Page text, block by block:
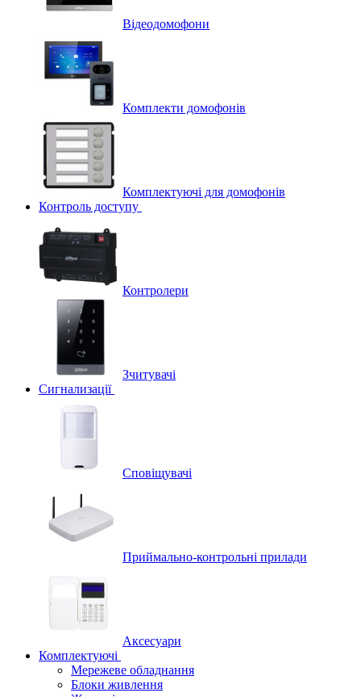
Відеодомофони
Комплекти домофонів
Комплектуючі для домофонів
Контроль доступу
Контролери
Зчитувачі
Сигнализації
Сповіщувачі
Приймально-контрольні прилади
Аксесуари
Комплектуючі
Мережеве обладнання
Блоки живлення